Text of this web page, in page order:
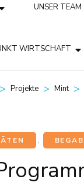
UNSER TEAM
WIRTSCHAFT
> Projekte > Mint >
,